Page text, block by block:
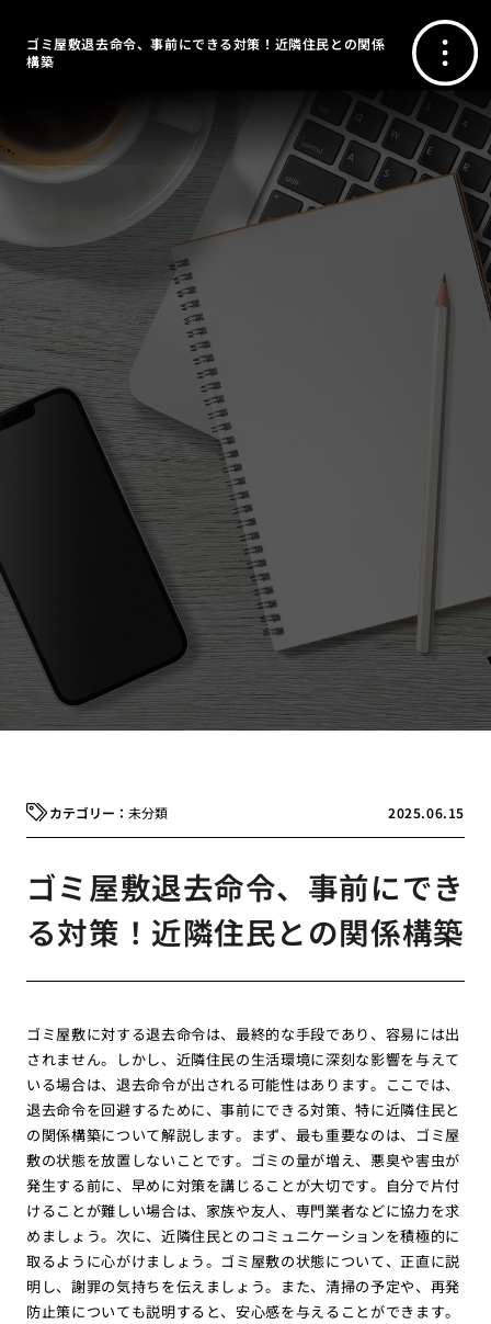
ゴミ屋敷退去命令、事前にできる対策！近隣住民との関係
構築
2025.06.15
未分類
ゴミ屋敷退去命令、事前にでき
る対策！近隣住民との関係構築
ゴミ屋敷に対する退去命令は、最終的な手段であり、容易には出
されません。しかし、近隣住民の生活環境に深刻な影響を与えて
いる場合は、退去命令が出される可能性はあります。ここでは、
退去命令を回避するために、事前にできる対策、特に近隣住民と
の関係構築について解説します。まず、最も重要なのは、ゴミ屋
敷の状態を放置しないことです。ゴミの量が増え、悪臭や害虫が
発生する前に、早めに対策を講じることが大切です。自分で片付
けることが難しい場合は、家族や友人、専門業者などに協力を求
めましょう。次に、近隣住民とのコミュニケーションを積極的に
取るように心がけましょう。ゴミ屋敷の状態について、正直に説
明し、謝罪の気持ちを伝えましょう。また、清掃の予定や、再発
防止策についても説明すると、安心感を与えることができます。